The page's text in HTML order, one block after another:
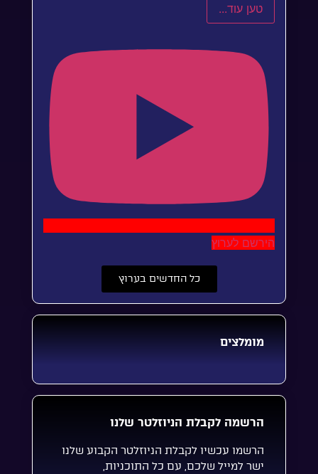
טען עוד...
הירשם לערוץ
כל החדשים בערוץ
מומלצים
הרשמה לקבלת הניוזלטר שלנו
הרשמו עכשיו לקבלת הניוזלטר הקבוע שלנו
ישר למייל שלכם, עם כל התוכניות,